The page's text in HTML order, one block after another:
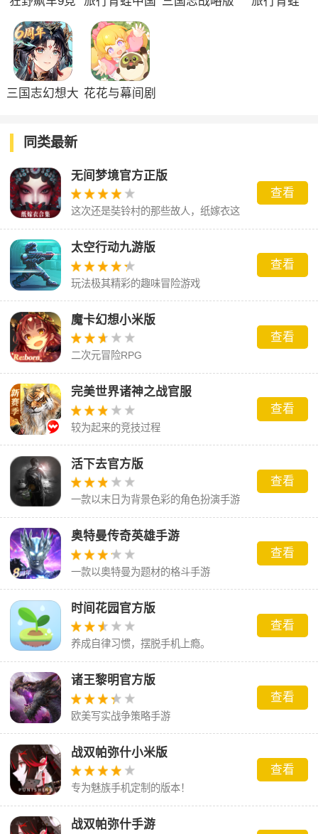
三国志幻想大 花花与幕间剧
同类最新
无间梦境官方正版
这次还是奘铃村的那些故人，纸嫁衣这
场梦到底会怎么样呢。
查看
太空行动九游版
玩法极其精彩的趣味冒险游戏
查看
魔卡幻想小米版
二次元冒险RPG
查看
完美世界诸神之战官服
较为起来的竞技过程
查看
活下去官方版
一款以末日为背景色彩的角色扮演手游
查看
奥特曼传奇英雄手游
一款以奥特曼为题材的格斗手游
查看
时间花园官方版
养成自律习惯，摆脱手机上瘾。
查看
诸王黎明官方版
欧美写实战争策略手游
查看
战双帕弥什小米版
专为魅族手机定制的版本！
查看
战双帕弥什手游